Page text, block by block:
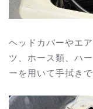
ヘッドカバーやエ
ツ、ホース類、ハ
ーを用いて手拭き